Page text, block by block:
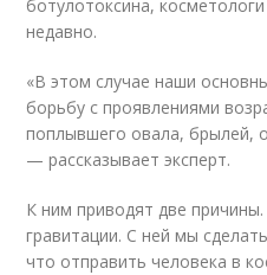
ботулотоксина,
недавно.
«В этом случае наши
борьбу с проявлениями
поплывшего овала, брылей,
— рассказывает эксперт.
К ним приводят две
гравитации. С ней мы
что отправить человека в